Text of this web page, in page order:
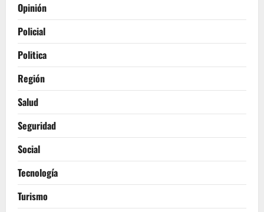
Opinión
Policial
Politica
Región
Salud
Seguridad
Social
Tecnología
Turismo